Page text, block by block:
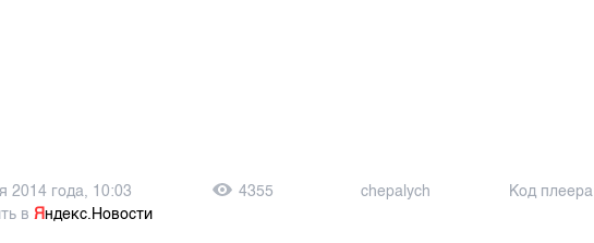
2014 года, 10:03 4355 chepalych
Код плеера
вЯндекс.Новости